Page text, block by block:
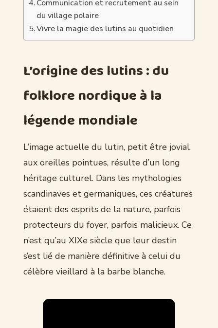
Communication et recrutement au sein
du village polaire
Vivre la magie des lutins au quotidien
L’origine des lutins : du
folklore nordique à la
légende mondiale
L’image actuelle du lutin, petit être jovial
aux oreilles pointues, résulte d’un long
héritage culturel. Dans les mythologies
scandinaves et germaniques, ces créatures
étaient des esprits de la nature, parfois
protecteurs du foyer, parfois malicieux. Ce
n’est qu’au XIXe siècle que leur destin
s’est lié de manière définitive à celui du
célèbre vieillard à la barbe blanche.